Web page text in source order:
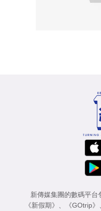
新傳媒集團的數碼平台
《新假期》
《GOtrip》